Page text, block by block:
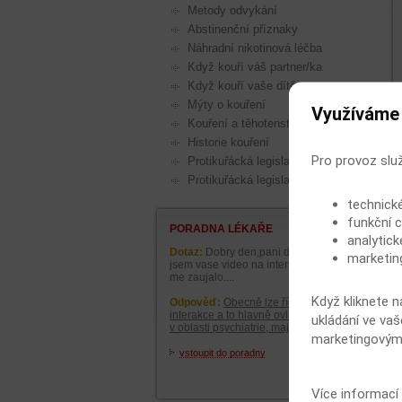
Metody odvykání
Abstinenční příznaky
Náhradní nikotinová léčba
Když kouří váš partner/ka
Když kouří vaše dítě
Mýty o kouření
Kouření a těhotenství
Historie kouření
Protikuřácká legislativa v Evropě
Protikuřácká legislativa v ČR
PORADNA LÉKAŘE
Dotaz: Dobry den,pani doktorko videla
jsem vase video na internetu a moc
me zaujalo....
Odpověď: Obecně lze říci, že lékové
interakce a to hlavně ovlivňování léků
v oblasti psychiatrie, mají ......
vstoupit do poradny
Pro provoz
funkční
Když kliknete
ukládání ve
Více informací